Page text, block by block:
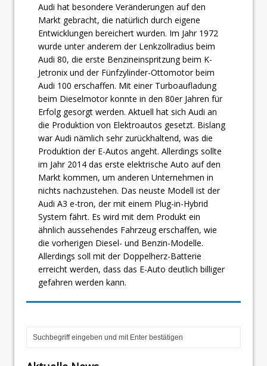
Audi hat besondere Veränderungen auf den
Markt gebracht, die natürlich durch eigene
Entwicklungen bereichert wurden. Im Jahr 1972
wurde unter anderem der Lenkzollradius beim
Audi 80, die erste Benzineinspritzung beim K-
Jetronix und der Fünfzylinder-Ottomotor beim
Audi 100 erschaffen. Mit einer Turboaufladung
beim Dieselmotor konnte in den 80er Jahren für
Erfolg gesorgt werden. Aktuell hat sich Audi an
die Produktion von Elektroautos gesetzt. Bislang
war Audi nämlich sehr zurückhaltend, was die
Produktion der E-Autos angeht. Allerdings sollte
im Jahr 2014 das erste elektrische Auto auf den
Markt kommen, um anderen Unternehmen in
nichts nachzustehen. Das neuste Modell ist der
Audi A3 e-tron, der mit einem Plug-in-Hybrid
System fährt. Es wird mit dem Produkt ein
ähnlich aussehendes Fahrzeug erschaffen, wie
die vorherigen Diesel- und Benzin-Modelle.
Allerdings soll mit der Doppelherz-Batterie
erreicht werden, dass das E-Auto deutlich billiger
gefahren werden kann.